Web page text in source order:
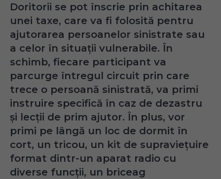
Doritorii se pot înscrie prin achitarea
unei taxe, care va fi folosită pentru
ajutorarea persoanelor sinistrate sau
a celor în situații vulnerabile. În
schimb, fiecare participant va
parcurge întregul circuit prin care
trece o persoană sinistrată, va primi
instruire specifică în caz de dezastru
și lecții de prim ajutor. În plus, vor
primi pe lângă un loc de dormit în
cort, un tricou, un kit de supraviețuire
format dintr-un aparat radio cu
diverse funcții, un briceag